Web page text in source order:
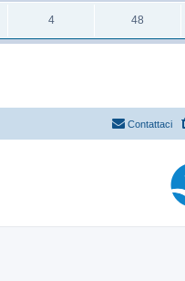
4 48
Contattaci